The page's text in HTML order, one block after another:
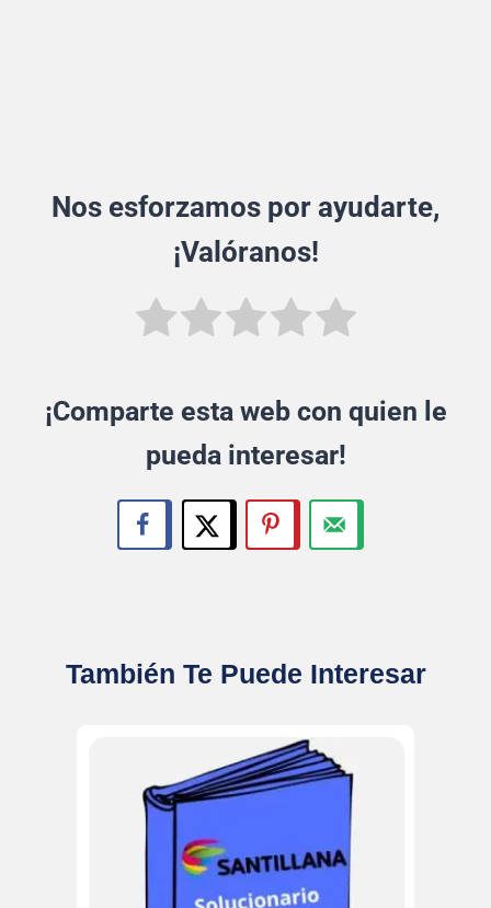
Nos esforzamos por ayudarte,
¡Valóranos!
¡Comparte esta web con quien le
pueda interesar!
También Te Puede Interesar